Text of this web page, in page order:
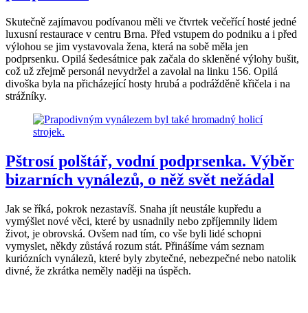
Skutečně zajímavou podívanou měli ve čtvrtek večeřící hosté jedné
luxusní restaurace v centru Brna. Před vstupem do podniku a i před
výlohou se jim vystavovala žena, která na sobě měla jen
podprsenku. Opilá šedesátnice pak začala do skleněné výlohy bušit,
což už zřejmě personál nevydržel a zavolal na linku 156. Opilá
divoška byla na přicházející hosty hrubá a podrážděně křičela i na
strážníky.
Pštrosí polštář, vodní podprsenka. Výběr
bizarních vynálezů, o něž svět nežádal
Jak se říká, pokrok nezastavíš. Snaha jít neustále kupředu a
vymýšlet nové věci, které by usnadnily nebo zpříjemnily lidem
život, je obrovská. Ovšem nad tím, co vše byli lidé schopni
vymyslet, někdy zůstává rozum stát. Přinášíme vám seznam
kuriózních vynálezů, které byly zbytečné, nebezpečné nebo natolik
divné, že zkrátka neměly naději na úspěch.